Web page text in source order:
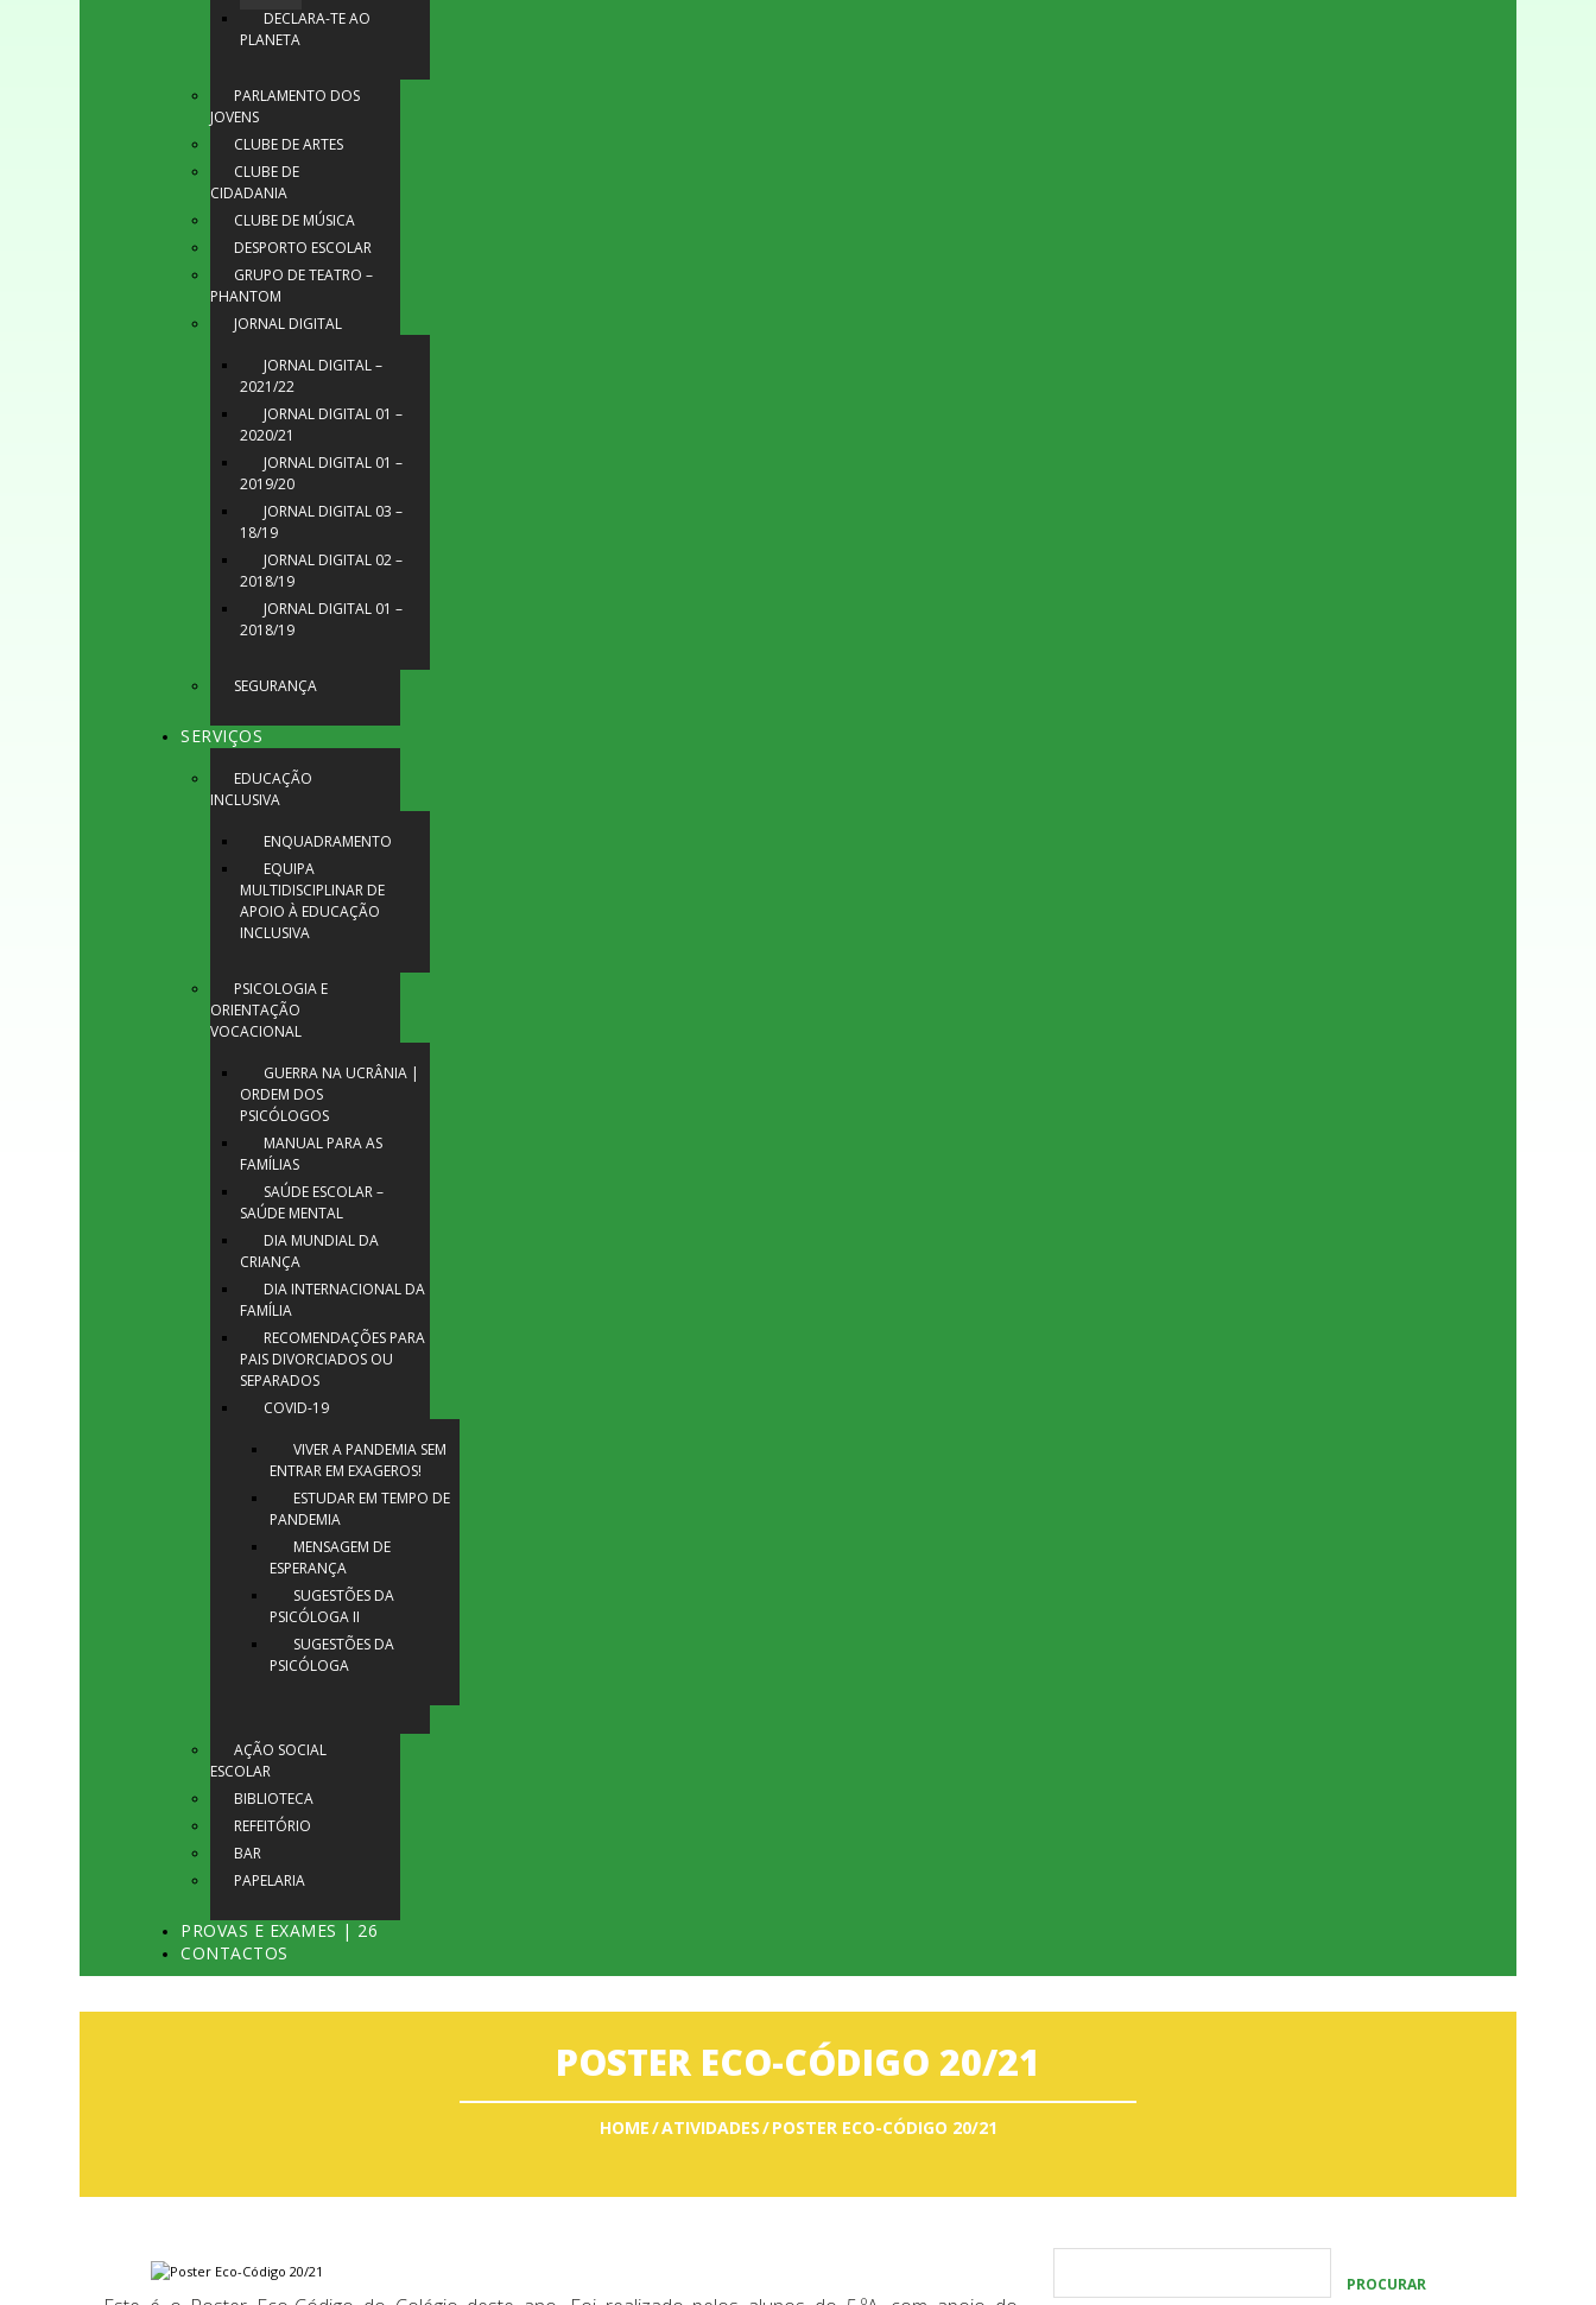
DECLARA-TE AO
PLANETA
PARLAMENTO DOS
JOVENS
CLUBE DE ARTES
CLUBE DE
CIDADANIA
CLUBE DE MÚSICA
DESPORTO ESCOLAR
GRUPO DE TEATRO –
PHANTOM
JORNAL DIGITAL
JORNAL DIGITAL –
2021/22
JORNAL DIGITAL 01 –
2020/21
JORNAL DIGITAL 01 –
2019/20
JORNAL DIGITAL 03 –
18/19
JORNAL DIGITAL 02 –
2018/19
JORNAL DIGITAL 01 –
2018/19
SEGURANÇA
SERVIÇOS
EDUCAÇÃO
INCLUSIVA
ENQUADRAMENTO
EQUIPA
MULTIDISCIPLINAR DE
APOIO À EDUCAÇÃO
INCLUSIVA
PSICOLOGIA E
ORIENTAÇÃO
VOCACIONAL
GUERRA NA UCRÂNIA |
ORDEM DOS
PSICÓLOGOS
MANUAL PARA AS
FAMÍLIAS
SAÚDE ESCOLAR –
SAÚDE MENTAL
DIA MUNDIAL DA
CRIANÇA
DIA INTERNACIONAL DA
FAMÍLIA
RECOMENDAÇÕES PARA
PAIS DIVORCIADOS OU
SEPARADOS
COVID-19
VIVER A PANDEMIA SEM
ENTRAR EM EXAGEROS!
ESTUDAR EM TEMPO DE
PANDEMIA
MENSAGEM DE
ESPERANÇA
SUGESTÕES DA
PSICÓLOGA II
SUGESTÕES DA
PSICÓLOGA
AÇÃO SOCIAL
ESCOLAR
BIBLIOTECA
REFEITÓRIO
BAR
PAPELARIA
PROVAS E EXAMES | 26
CONTACTOS
POSTER ECO-CÓDIGO 20/21
HOME ATIVIDADES POSTER ECO-CÓDIGO 20/21